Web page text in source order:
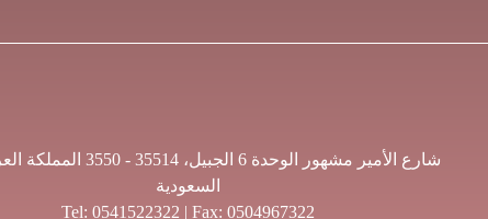
السعودية
Tel: 0541522322 | Fax: 0504967322